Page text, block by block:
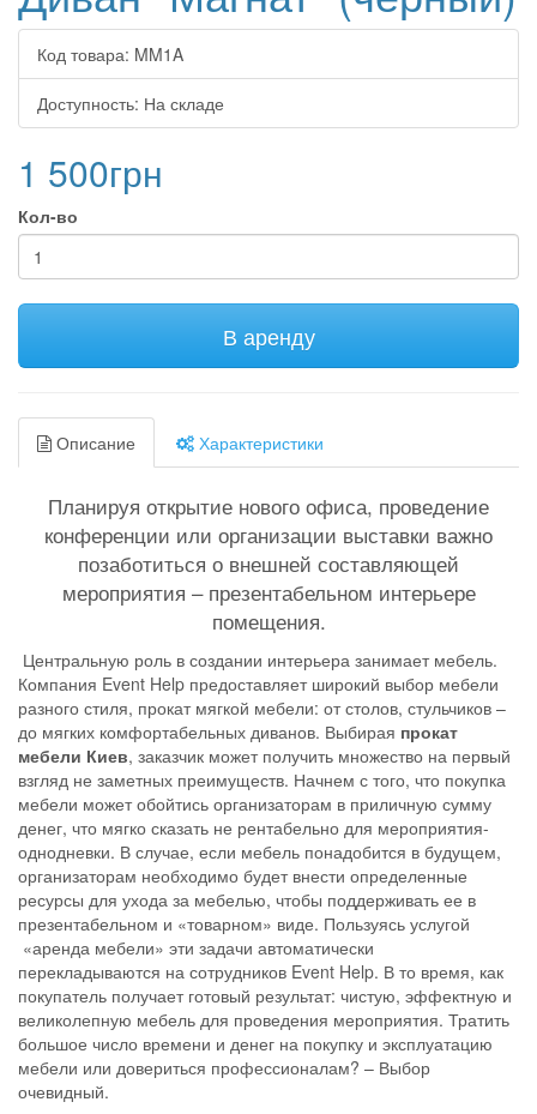
Код товара: MM1A
Доступность: На складе
1 500грн
Кол-во
В аренду
Описание Характеристики
Планируя открытие нового офиса, проведение
конференции или организации выставки важно
позаботиться о внешней составляющей
мероприятия – презентабельном интерьере
помещения.
Центральную роль в создании интерьера занимает мебель.
Компания Event Help предоставляет широкий выбор мебели
разного стиля, прокат мягкой мебели: от столов, стульчиков –
до мягких комфортабельных диванов. Выбирая прокат
мебели Киев, заказчик может получить множество на первый
взгляд не заметных преимуществ. Начнем с того, что покупка
мебели может обойтись организаторам в приличную сумму
денег, что мягко сказать не рентабельно для мероприятия-
однодневки. В случае, если мебель понадобится в будущем,
организаторам необходимо будет внести определенные
ресурсы для ухода за мебелью, чтобы поддерживать ее в
презентабельном и «товарном» виде. Пользуясь услугой
«аренда мебели» эти задачи автоматически
перекладываются на сотрудников Event Help. В то время, как
покупатель получает готовый результат: чистую, эффектную и
великолепную мебель для проведения мероприятия. Тратить
большое число времени и денег на покупку и эксплуатацию
мебели или довериться профессионалам? – Выбор
очевидный.